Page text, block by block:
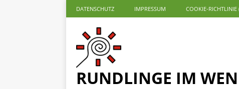
DATENSCHUTZ IMPRESSUM COOKIE-RICHTLINIE
RUNDLINGE IM